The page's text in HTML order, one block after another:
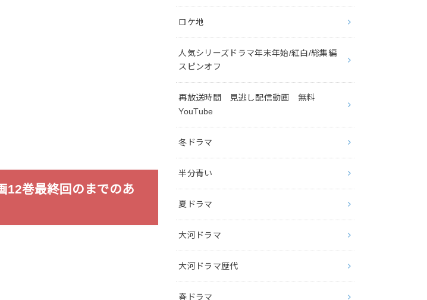
12巻最終回のまでのあ
ロケ地
人気シリーズドラマ年末年始/紅白/総集編
スピンオフ
再放送時間 見逃し配信動画 無料
YouTube
冬ドラマ
半分青い
夏ドラマ
大河ドラマ
大河ドラマ歴代
春ドラマ